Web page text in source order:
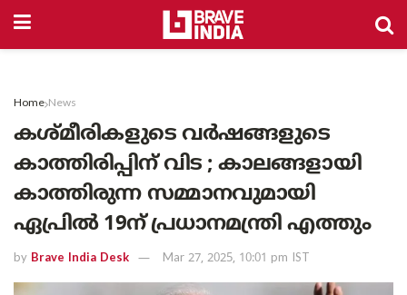
Home News
കശ്മീരികളുടെ വർഷങ്ങളുടെ
കാത്തിരിപ്പിന് വിട ; കാലങ്ങളായി
കാത്തിരുന്ന സമ്മാനവുമായി
ഏപ്രിൽ 19ന് പ്രധാനമന്ത്രി എത്തും
by Brave India Desk Mar 27, 2025, 10:01 pm IST